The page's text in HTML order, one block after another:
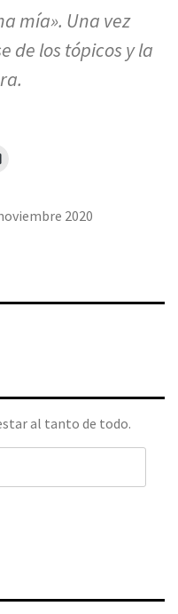
mía». Una vez
de los tópicos y la
2020
al tanto de todo.